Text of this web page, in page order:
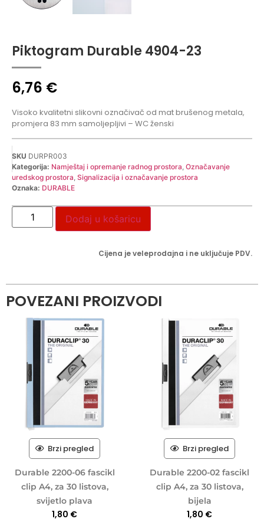
Piktogram Durable 4904-23
6,76 €
Visoko kvalitetni slikovni označivač od mat brušenog metala,
promjera 83 mm samoljepljivi – WC ženski
SKU DURPR003
Kategorija: Namještaj i opremanje radnog prostora Označavanje
uredskog prostora Signalizacija i označavanje prostora
Oznaka: DURABLE
Dodaj u košaricu
Cijena je veleprodajna i ne uključuje PDV.
POVEZANI PROIZVODI
Brzi pregled
Durable 2200-06 fascikl
clip A4, za 30 listova,
svijetlo plava
1,80 €
Brzi pregled
Durable 2200-02 fascikl
clip A4, za 30 listova,
bijela
1,80 €